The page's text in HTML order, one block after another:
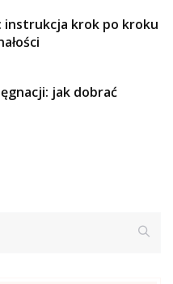
instrukcja krok po kroku
jak dobrać